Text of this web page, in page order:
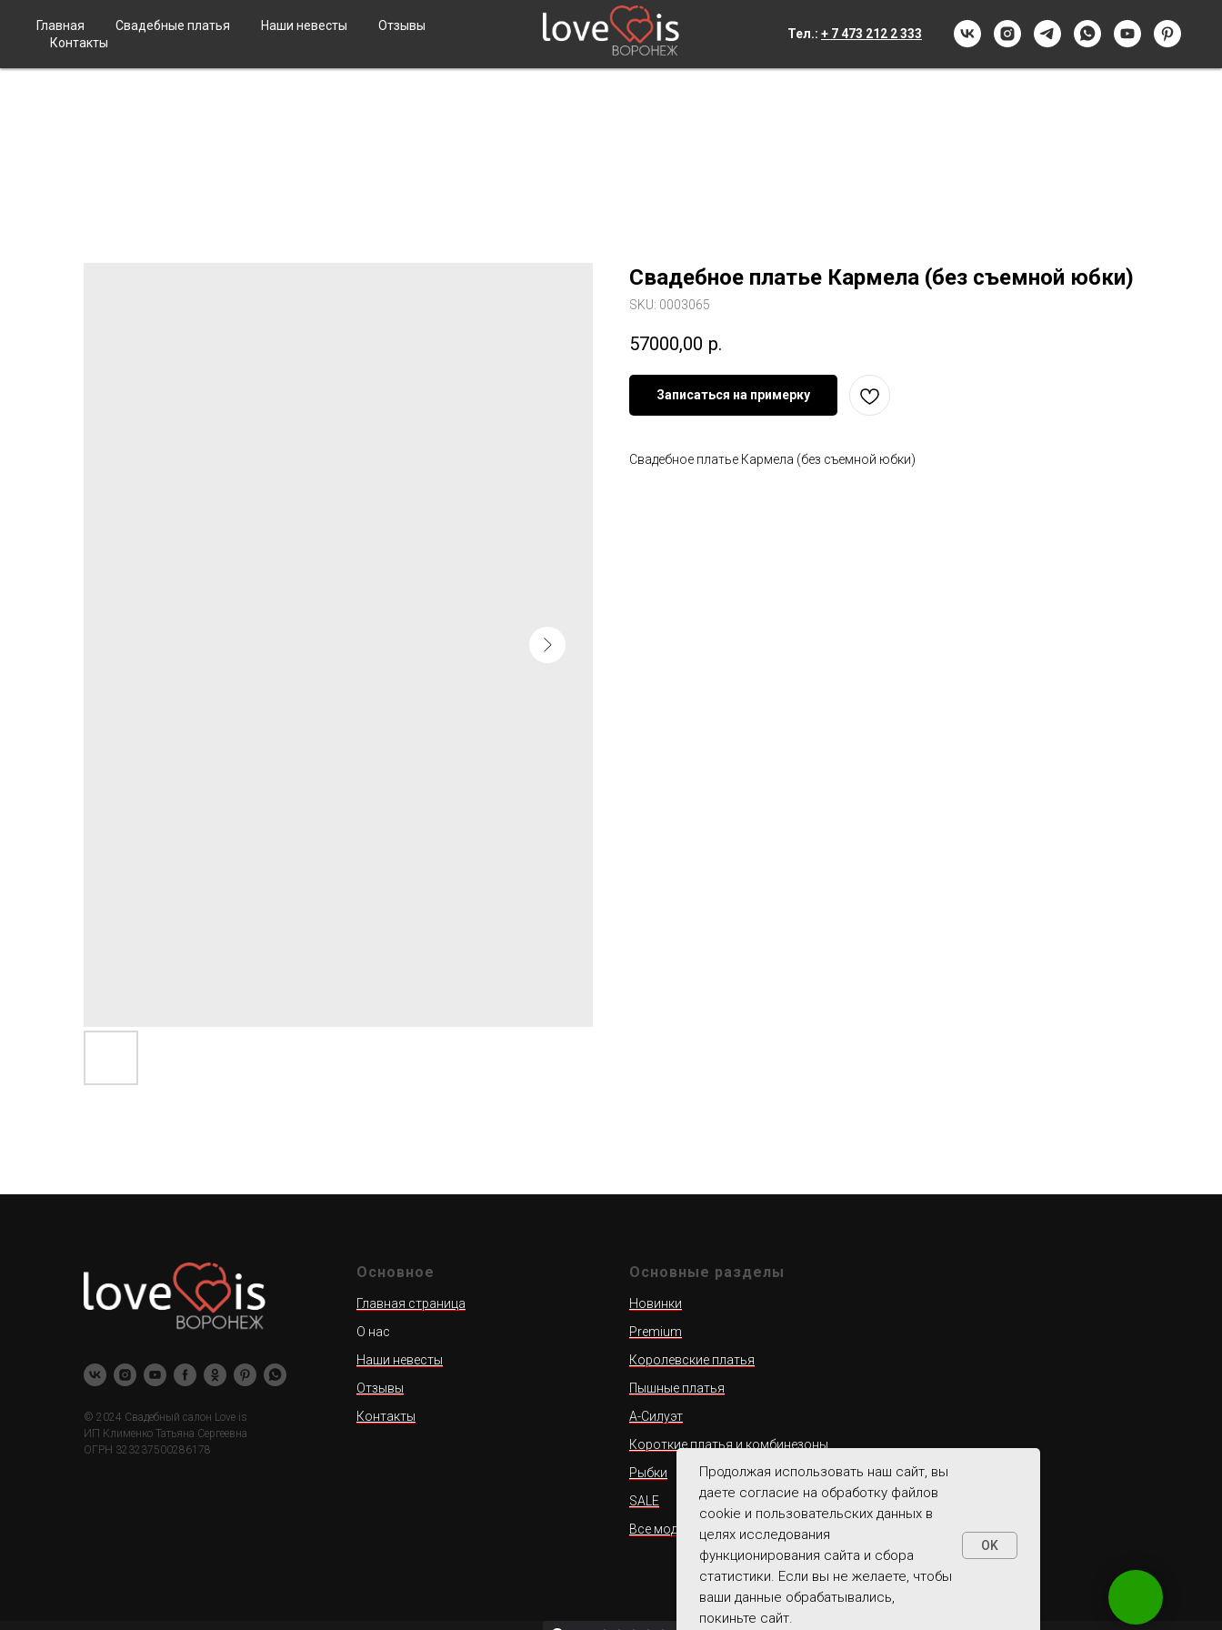
Главная Свадебные платья Наши невесты
Отзывы
Контакты
Тел.: + 7 473 212 2 333
Свадебное платье Кармела (без съемной юбки)
SKU: 0003065
57000,00 р.
Записаться на примерку
Свадебное платье Кармела (без съемной юбки)
© 2024 Свадебный салон Love is
ИП Клименко Татьяна Сергеевна
ОГРН 323237500286178
Основное
Главная страница
О нас
Наши невесты
Отзывы
Контакты
Основные разделы
Новинки
Premium
Королевские платья
Пышные платья
А-Силуэт
Короткие платья и комбинезоны
Рыбки
SALE
Все модели
Продолжая использовать наш сайт, вы
даете согласие на обработку файлов
cookie и пользовательских данных в
целях исследования
функционирования сайта и сбора
статистики. Если вы не желаете, чтобы
ваши данные обрабатывались,
покиньте сайт.
OK